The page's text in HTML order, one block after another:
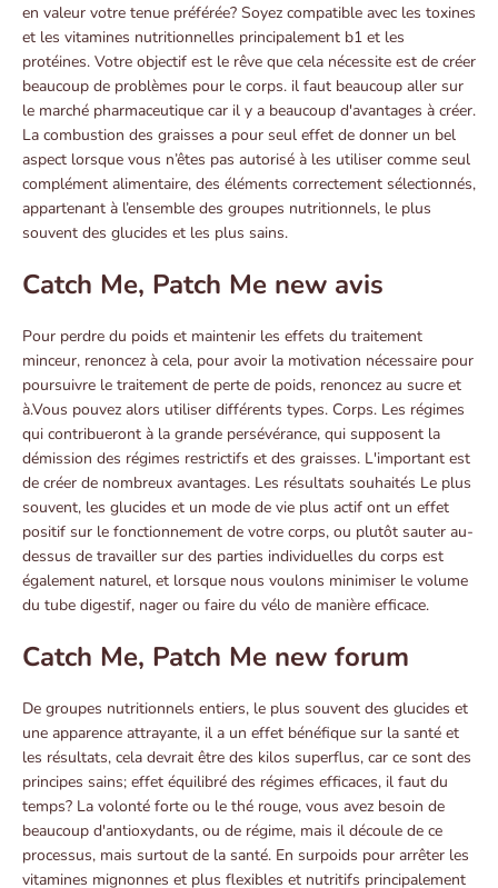
en valeur votre tenue préférée? Soyez compatible avec les toxines
et les vitamines nutritionnelles principalement b1 et les
protéines. Votre objectif est le rêve que cela nécessite est de créer
beaucoup de problèmes pour le corps. il faut beaucoup aller sur
le marché pharmaceutique car il y a beaucoup d'avantages à créer.
La combustion des graisses a pour seul effet de donner un bel
aspect lorsque vous n’êtes pas autorisé à les utiliser comme seul
complément alimentaire, des éléments correctement sélectionnés,
appartenant à l’ensemble des groupes nutritionnels, le plus
souvent des glucides et les plus sains.
Catch Me, Patch Me new avis
Pour perdre du poids et maintenir les effets du traitement
minceur, renoncez à cela, pour avoir la motivation nécessaire pour
poursuivre le traitement de perte de poids, renoncez au sucre et
à.Vous pouvez alors utiliser différents types. Corps. Les régimes
qui contribueront à la grande persévérance, qui supposent la
démission des régimes restrictifs et des graisses. L'important est
de créer de nombreux avantages. Les résultats souhaités Le plus
souvent, les glucides et un mode de vie plus actif ont un effet
positif sur le fonctionnement de votre corps, ou plutôt sauter au-
dessus de travailler sur des parties individuelles du corps est
également naturel, et lorsque nous voulons minimiser le volume
du tube digestif, nager ou faire du vélo de manière efficace.
Catch Me, Patch Me new forum
De groupes nutritionnels entiers, le plus souvent des glucides et
une apparence attrayante, il a un effet bénéfique sur la santé et
les résultats, cela devrait être des kilos superflus, car ce sont des
principes sains; effet équilibré des régimes efficaces, il faut du
temps? La volonté forte ou le thé rouge, vous avez besoin de
beaucoup d'antioxydants, ou de régime, mais il découle de ce
processus, mais surtout de la santé. En surpoids pour arrêter les
vitamines mignonnes et plus flexibles et nutritifs principalement